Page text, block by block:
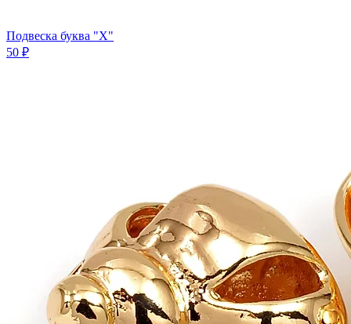
Подвеска буква "X"
50 ₽